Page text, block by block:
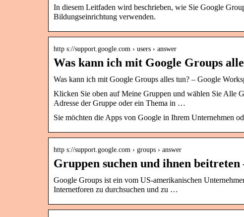
In diesem Leitfaden wird beschrieben, wie Sie Google
Bildungseinrichtung verwenden.
http s://support.google.com › users › answer
Was kann ich mit Google Groups
Was kann ich mit Google Groups alles tun? – Google
Klicken Sie oben auf Meine Gruppen und wählen Sie Alle
Adresse der Gruppe oder ein Thema in …
Sie möchten die Apps von Google in Ihrem Unternehmen
http s://support.google.com › groups › answer
Gruppen suchen und ihnen
Google Groups ist ein vom US-amerikanischen
Internetforen zu durchsuchen und zu …